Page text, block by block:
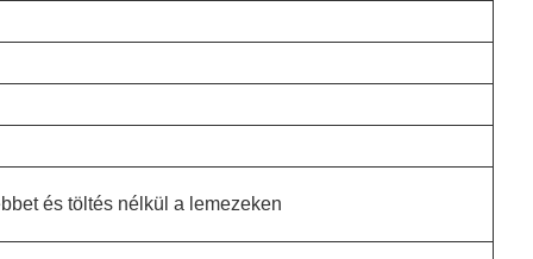
és töltés nélkül a lemezeken